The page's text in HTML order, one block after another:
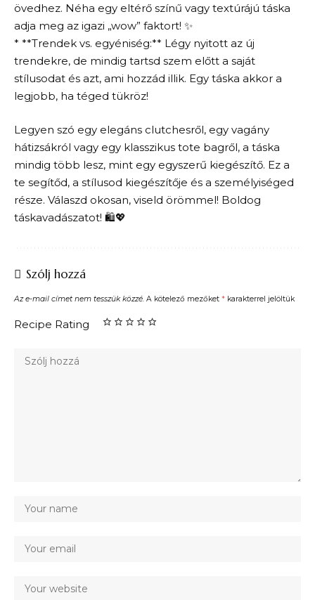
övedhez. Néha egy eltérő színű vagy textúrájú táska
adja meg az igazi „wow” faktort! ✨
* **Trendek vs. egyéniség:** Légy nyitott az új
trendekre, de mindig tartsd szem előtt a saját
stílusodat és azt, ami hozzád illik. Egy táska akkor a
legjobb, ha téged tükröz!
Legyen szó egy elegáns clutchesről, egy vagány
hátizsákról vagy egy klasszikus tote bagről, a táska
mindig több lesz, mint egy egyszerű kiegészítő. Ez a
te segítőd, a stílusod kiegészítője és a személyiséged
része. Válaszd okosan, viseld örömmel! Boldog
táskavadászatot! 🛍️💖
Szólj hozzá
Az e-mail címet nem tesszük közzé. A kötelező mezőket * karakterrel jelöltük
Recipe Rating